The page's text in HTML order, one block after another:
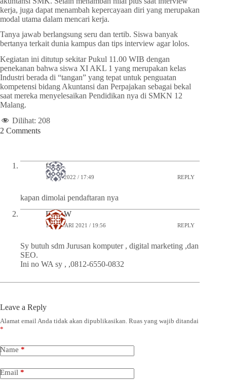
kerja, juga dapat menambah kepercayaan diri yang merupakan
modal utama dalam mencari kerja.
Tanya jawab berlangsung seru dan tertib. Siswa banyak
bertanya terkait dunia kampus dan tips interview agar lolos.
Kegiatan ini ditutup sekitar Pukul 11.00 WIB dengan
penekanan bahwa siswa XI AKL 1 yang merupakan kelas
Industri berada di “tangan” yang tepat untuk penguatan
kompetensi bidang Akuntansi dan Perpajakan sebagai bekal
saat mereka menyelesaikan Pendidikan nya di SMKN 12
Malang.
Dilihat: 208
2 Comments
fatih
1 JUNI 2022 / 17:49 REPLY
kapan dimolai pendaftaran nya
Felix W
1 JANUARI 2021 / 19:56 REPLY
Sy butuh sdm Jurusan komputer , digital marketing ,dan
SEO.
Ini no WA sy , ,0812-6550-0832
Leave a Reply
Alamat email Anda tidak akan dipublikasikan. Ruas yang wajib ditandai
*
Name *
Email *